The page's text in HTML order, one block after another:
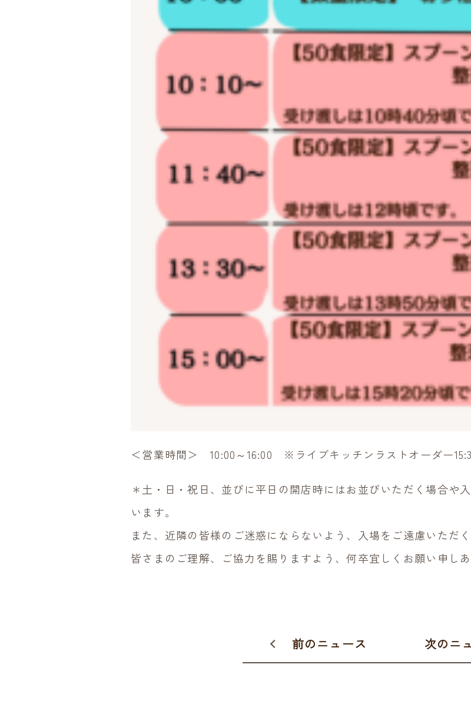
＜営業時間＞ 10:00～16:00 ※ライブキッチンラストオーダー
＊土・日・祝日、並びに平日の開店時にはお並びいただく場合や
います。
また、近隣の皆様のご迷惑にならないよう、入場をご遠慮いただく
皆さまのご理解、ご協力を賜りますよう、何卒宜しくお願い申しあ
前のニュース 次のニ